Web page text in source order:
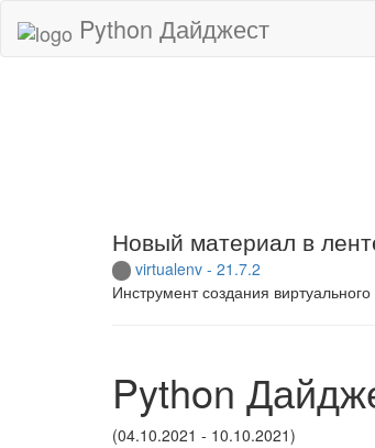
Python Дайджест
Новый материал в
virtualenv - 21.7.2
Инструмент создания
Python
(04.10.2021 - 10.10.2021)